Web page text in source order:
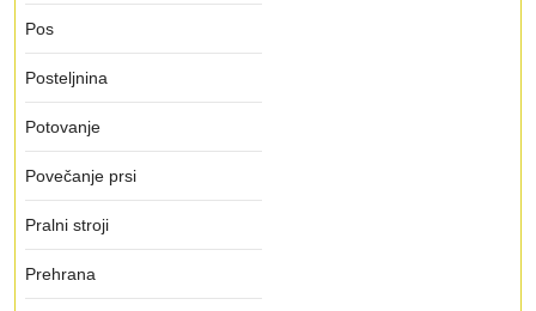
Pos
Posteljnina
Potovanje
Povečanje prsi
Pralni stroji
Prehrana